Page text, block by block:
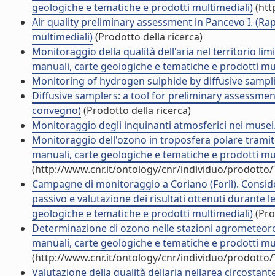
geologiche e tematiche e prodotti multimediali)
Air quality preliminary assessment in Pancevo I.
multimediali)(Prodotto della ricerca)
Monitoraggio della qualità dell'aria nel territorio
manuali, carte geologiche e tematiche e prodotti
Monitoring of hydrogen sulphide by diffusive
Diffusive samplers: a tool for preliminary
convegno)(Prodotto della ricerca)
Monitoraggio degli inquinanti atmosferici nei
Monitoraggio dell'ozono in troposfera polare
manuali, carte geologiche e tematiche e prodotti
(http://www.cnr.it/ontology/cnr/individuo/prodotto/
Campagne di monitoraggio a Coriano (Forlì).
passivo e valutazione dei risultati ottenuti durante
geologiche e tematiche e prodotti multimediali)
Determinazione di ozono nelle stazioni
manuali, carte geologiche e tematiche e prodotti
(http://www.cnr.it/ontology/cnr/individuo/prodotto/
Valutazione della qualità dellaria nellarea